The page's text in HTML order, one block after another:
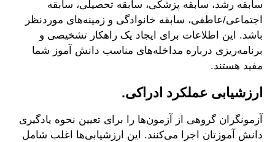
سابقه رشد، سابقه پزشکی، سابقه تحصیلی، سابقه
اجتماعی/عاطفی، سابقه خانوادگی و زمینه‌های موردنظر
باشد. این اطلاعات برای ایجاد یک راهکار تشخیصی و
برنامه‌ریزی درباره مداخله‌های مناسب دانش آموز شما
مفید هستند.
ارزشیابی عملکرد ادراکی.
آزمونگران گروهی از آزمون‌ها را برای تعیین نحوه یادگیری
دانش آموزتان اجرا می‌کنند. این ارزشیابی‌ها اغلب شامل